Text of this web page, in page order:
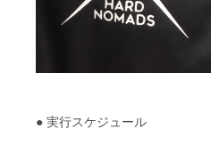
● 実行スケジュール